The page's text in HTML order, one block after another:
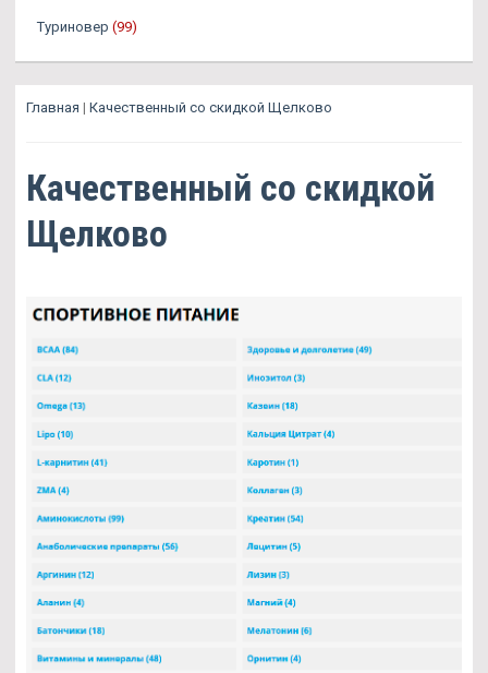
Туриновер (99)
Главная | Качественный со скидкой Щелково
Качественный со скидкой
Щелково